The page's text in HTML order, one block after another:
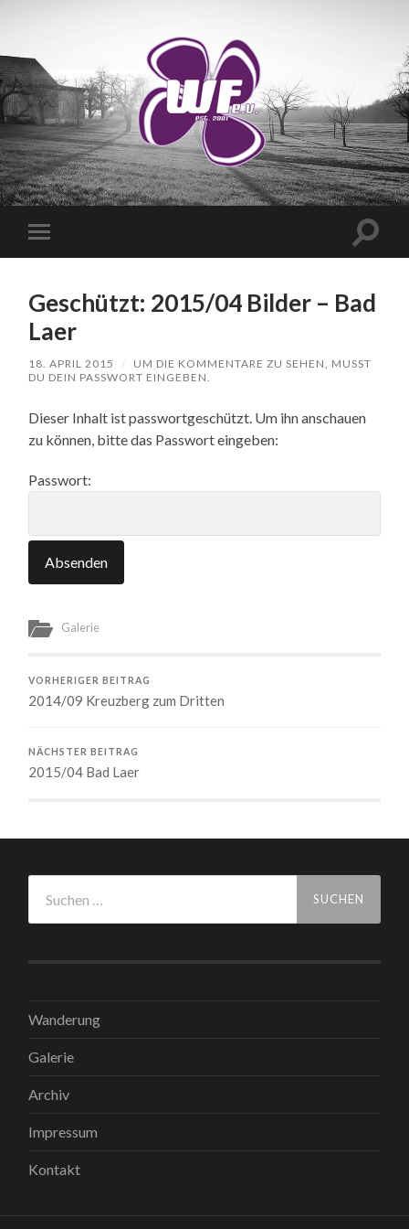
WANDERVEREIN
WUSCHIGER
FLIEDER
Mobile-
Menü
Geschützt: 2015/04 Bilder – Bad
Laer
18. APRIL 2015 /
UM DIE KOMMENTARE ZU SEHEN, MUSST
DU DEIN PASSWORT EINGEBEN.
Dieser Inhalt ist passwortgeschützt. Um ihn anschauen
zu können, bitte das Passwort eingeben:
Passwort:
Galerie
VORHERIGER BEITRAG
2014/09 Kreuzberg zum Dritten
NÄCHSTER BEITRAG
2015/04 Bad Laer
nach:
Wanderung
Galerie
Archiv
Impressum
Kontakt